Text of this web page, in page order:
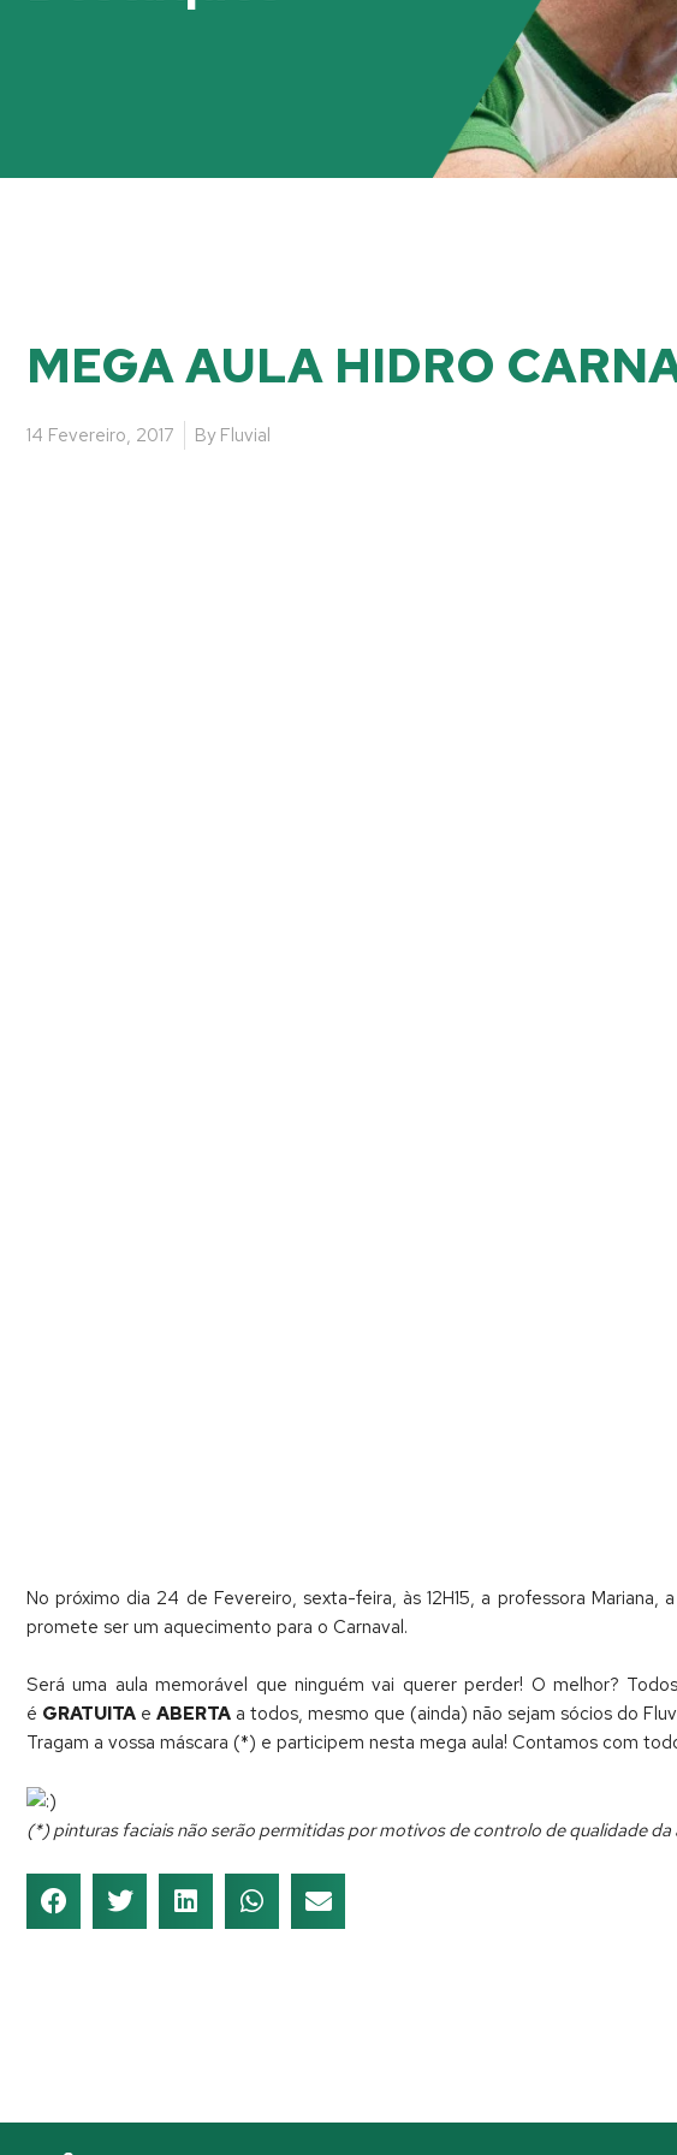
MEGA AULA HIDRO
14 Fevereiro, 2017 By Fluvial
No próximo dia 24 de Fevereiro, sexta-feira, às 12H15, a professora
promete ser um aquecimento para o Carnaval.
Será uma aula memorável que ninguém vai querer perder! O melhor?
é GRATUITA e ABERTA a todos, mesmo que (ainda) não sejam sócios do
Tragam a vossa máscara (*) e participem nesta mega aula! Contamos com
(*) pinturas faciais não serão permitidas por motivos de controlo de qualidade da